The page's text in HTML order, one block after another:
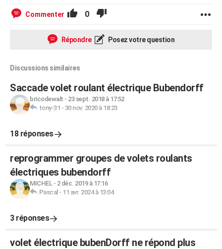
Commenter 0
Répondre Posez votre question
Discussions similaires
Saccade volet roulant électrique Bubendorff
bricodewalt - 23 sept. 2018 à 17:52
tony-31 - 30 nov. 2020 à 18:23
18 réponses
reprogrammer groupes de volets roulants
électriques bubendorff
MICHEL- 2 déc. 2019 à 17:16
Pascal - 11 avr. 2024 à 13:04
3 réponses
volet électrique bubenDorff ne répond plus